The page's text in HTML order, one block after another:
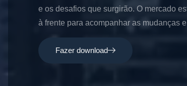
e os desafios que surgirão. O mercado
à frente para acompanhar as mudanças
Fazer download